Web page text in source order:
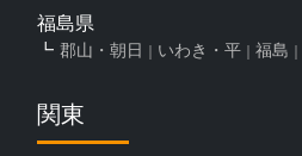
福島県
郡山・朝日 いわき・平 福島
関東